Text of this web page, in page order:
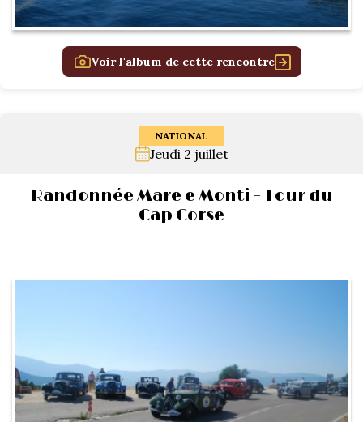
Voir l'album de cette rencontre
NATIONAL
Jeudi 2 juillet
Randonnée Mare e Monti – Tour du
Cap Corse